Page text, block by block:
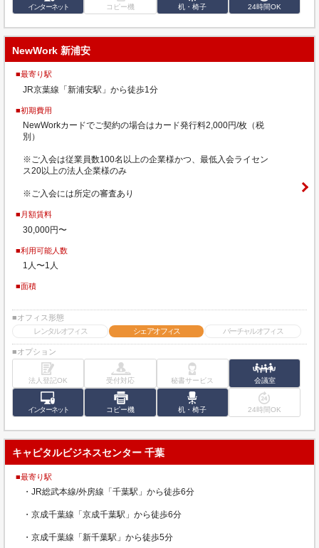
インターネット コピー機 机・椅子 24時間OK
NewWork 新浦安
■最寄り駅
JR京葉線「新浦安駅」から徒歩1分
■初期費用
NewWorkカードでご契約の場合はカード発行料2,000円/枚（税
別）
※ご入会は従業員数100名以上の企業様かつ、最低入会ライセン
ス20以上の法人企業様のみ
※ご入会には所定の審査あり
■月額賃料
30,000円〜
■利用可能人数
1人〜1人
■面積
■オフィス形態
レンタルオフィス
シェアオフィス バーチャルオフィス
■オプション
法人登記OK 受付対応 秘書サービス 会議室
インターネット コピー機 机・椅子 24時間OK
キャピタルビジネスセンター 千葉
■最寄り駅
・JR総武本線/外房線「千葉駅」から徒歩6分
・京成千葉線「京成千葉駅」から徒歩6分
・京成千葉線「新千葉駅」から徒歩5分